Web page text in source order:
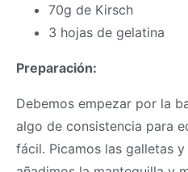
70g de Kirsch
3 hojas de gelatina
Preparación:
Debemos empezar por la
algo de consistencia para
fácil. Picamos las galletas